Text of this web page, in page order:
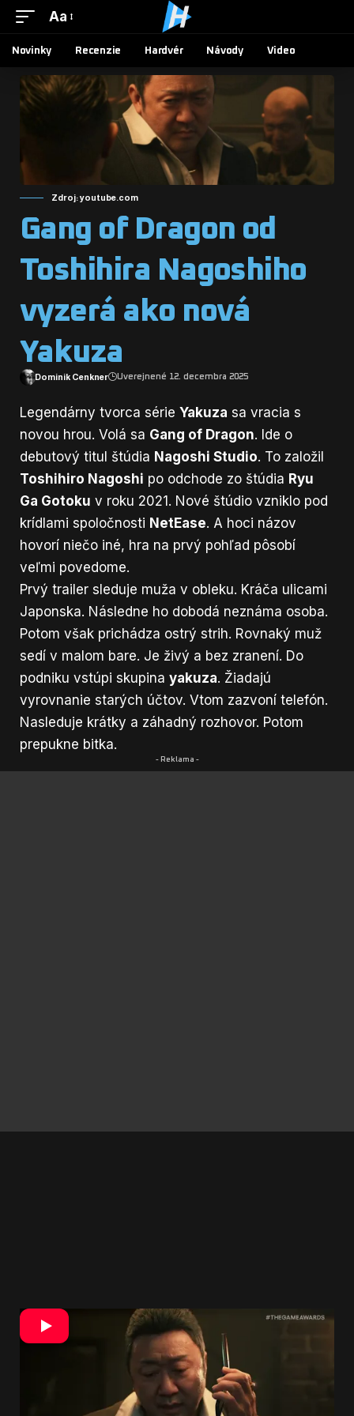
Aa
Novinky Recenzie Hardvér Návody Video
Zdroj: youtube.com
Gang of Dragon od
Toshihira Nagoshiho
vyzerá ako nová
Yakuza
Dominik Cenkner Uverejnené 12. decembra 2025
Legendárny tvorca série Yakuza sa vracia s
novou hrou. Volá sa Gang of Dragon. Ide o
debutový titul štúdia Nagoshi Studio. To založil
Toshihiro Nagoshi po odchode zo štúdia Ryu
Ga Gotoku v roku 2021. Nové štúdio vzniklo pod
krídlami spoločnosti NetEase. A hoci názov
hovorí niečo iné, hra na prvý pohľad pôsobí
veľmi povedome.
Prvý trailer sleduje muža v obleku. Kráča ulicami
Japonska. Následne ho dobodá neznáma osoba.
Potom však prichádza ostrý strih. Rovnaký muž
sedí v malom bare. Je živý a bez zranení. Do
podniku vstúpi skupina yakuza. Žiadajú
vyrovnanie starých účtov. Vtom zazvoní telefón.
Nasleduje krátky a záhadný rozhovor. Potom
prepukne bitka.
- Reklama -
Hlavný hrdina bojuje holými päsťami. Proti nemu
stoja ozbrojení muži. Napriek tomu víťazí.
Odchádza z baru bez jediného škrabanca. Kráča
ulicou ďalej. Kamera však odhalí ikonickú bránu
. Ide o skutočnú tokijskú štvrť. Práve tá